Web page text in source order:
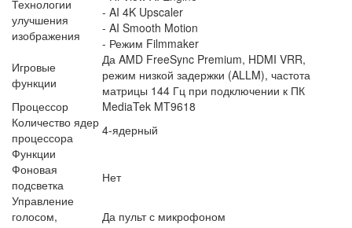
Технологии
улучшения
изображения
- AI 4K Upscaler
- AI Smooth Motion
- Режим Filmmaker
Игровые
функции
Да AMD FreeSync Premium, HDMI VRR,
режим низкой задержки (ALLM), частота
матрицы 144 Гц при подключении к ПК
Процессор
MediaTek MT9618
Количество ядер
процессора
4-ядерный
Функции
Фоновая
подсветка
Нет
Управление
голосом,
Да пульт с микрофоном